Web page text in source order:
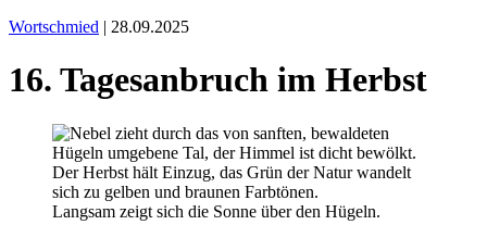
Wortschmied | 28.09.2025
16. Tagesanbruch im Herbst
Langsam zeigt sich die Sonne über den Hügeln.